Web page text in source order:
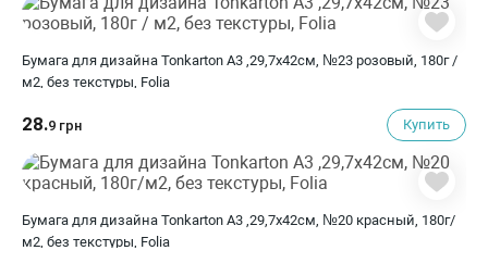
Бумага для дизайна Tonkarton А3 ,29,7х42см, №23 розовый, 180г /
м2, без текстуры, Folia
28.9 грн Купить
Бумага для дизайна Tonkarton А3 ,29,7х42см, №20 красный, 180г/
м2, без текстуры, Folia